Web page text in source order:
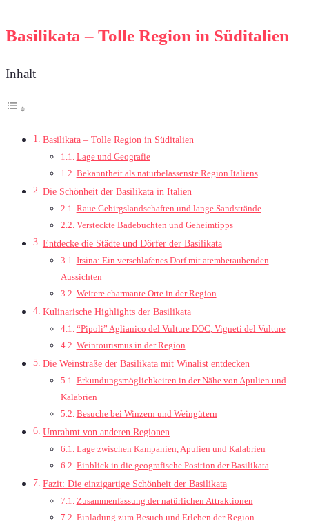
Basilikata – Tolle Region in Süditalien
Inhalt
Basilikata – Tolle Region in Süditalien
Lage und Geografie
Bekanntheit als naturbelassenste Region Italiens
Die Schönheit der Basilikata in Italien
Raue Gebirgslandschaften und lange Sandstrände
Versteckte Badebuchten und Geheimtipps
Entdecke die Städte und Dörfer der Basilikata
Irsina: Ein verschlafenes Dorf mit atemberaubenden
Aussichten
Weitere charmante Orte in der Region
Kulinarische Highlights der Basilikata
“Pipoli” Aglianico del Vulture DOC, Vigneti del Vulture
Weintourismus in der Region
Die Weinstraße der Basilikata mit Winalist entdecken
Erkundungsmöglichkeiten in der Nähe von Apulien und
Kalabrien
Besuche bei Winzern und Weingütern
Umrahmt von anderen Regionen
Lage zwischen Kampanien, Apulien und Kalabrien
Einblick in die geografische Position der Basilikata
Fazit: Die einzigartige Schönheit der Basilikata
Zusammenfassung der natürlichen Attraktionen
Einladung zum Besuch und Erleben der Region